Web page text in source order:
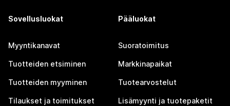
Sovellusluokat
Myyntikanavat
Tuotteiden etsiminen
Tuotteiden myyminen
Tilaukset ja toimitukset
Pääluokat
Suoratoimitus
Markkinapaikat
Tuotearvostelut
Lisämyynti ja tuotepaketit